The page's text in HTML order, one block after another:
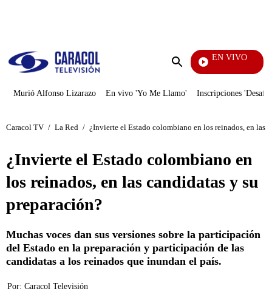
Enviar
EN VIVO
EFÉ
Murió Alfonso Lizarazo En vivo 'Yo Me Llamo' Inscripciones
Caracol TV / La Red / ¿Invierte el Estado colombiano en los reinados, en las
¿Invierte el Estado colombiano en
los reinados, en las candidatas y su
preparación?
Muchas voces dan sus versiones sobre la participación
del Estado en la preparación y participación de las
candidatas a los reinados que inundan el país.
Por: Caracol Televisión